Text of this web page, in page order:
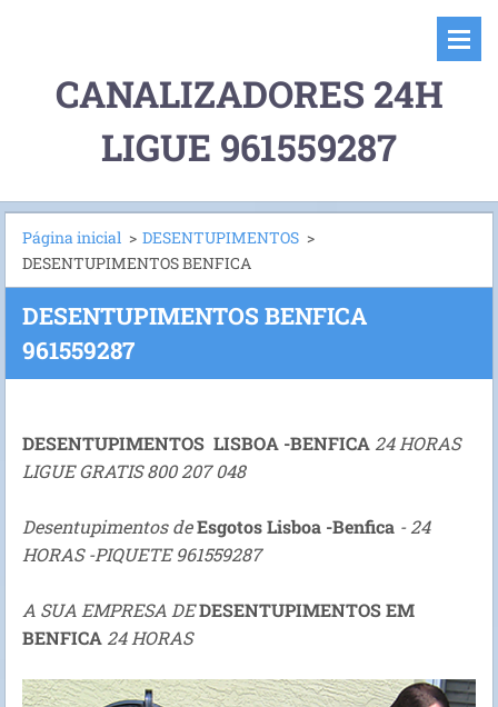
CANALIZADORES 24H
LIGUE 961559287
Página inicial > DESENTUPIMENTOS >
DESENTUPIMENTOS BENFICA
DESENTUPIMENTOS BENFICA
961559287
DESENTUPIMENTOS LISBOA -BENFICA 24 HORAS
LIGUE GRATIS 800 207 048
Desentupimentos deEsgotos Lisboa -Benfica - 24
HORAS -PIQUETE 961559287
A SUA EMPRESA DEDESENTUPIMENTOS EM
BENFICA 24 HORAS